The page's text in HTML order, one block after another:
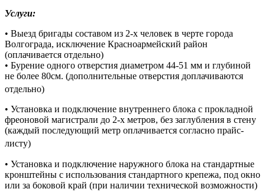
Услуги:
• Выезд бригады составом из 2-х человек в черте города
Волгограда, исключение Красноармейский район
(оплачивается отдельно)
• Бурение одного отверстия диаметром 44-51 мм и глубиной
не более 80см. (дополнительные отверстия доплачиваются
отдельно)
• Установка и подключение внутреннего блока с прокладной
фреоновой магистрали до 2-х метров, без заглубления в стену
(каждый последующий метр оплачивается согласно прайс-
листу)
• Установка и подключение наружного блока на стандартные
кронштейны с использования стандартного крепежа, под окно
или за боковой край (при наличии технической возможности)